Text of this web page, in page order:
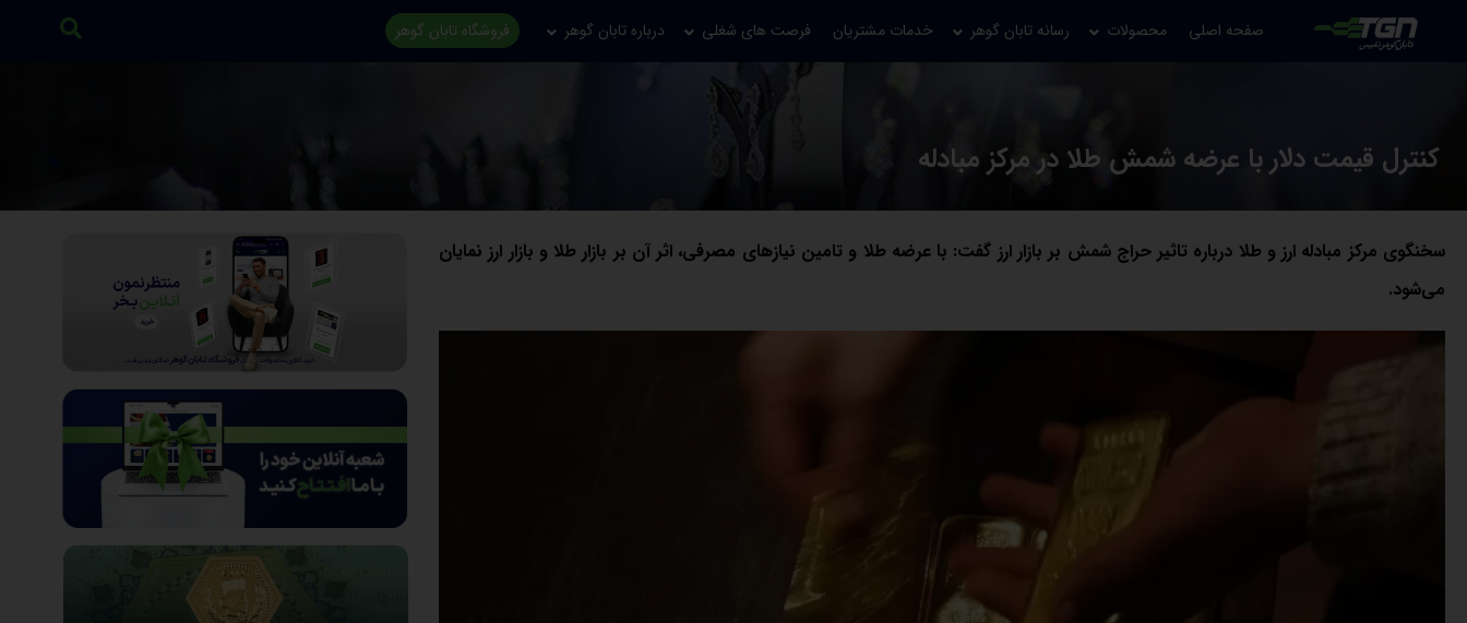
صفحه اصلی محصولات رسانه تابان گوهر خدمات مشتریان فرصت های شغلی درباره تابان گوهر فروشگاه تابان گوهر
کنترل قیمت دلار با عرضه شمش طلا در مرکز مبادله
سخنگوی مرکز مبادله ارز و طلا درباره تاثیر حراج شمش بر بازار ارز گفت: با عرضه طلا و تامین نیازهای مصرفی، اثر آن بر بازار طلا و بازار ارز نمایان
می‌شود.